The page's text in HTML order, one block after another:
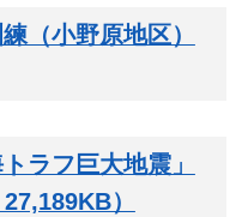
（小野原地区）
ラフ巨大地震」
）